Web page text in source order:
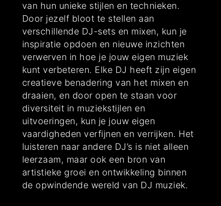
van hun unieke stijlen en technieken.
Door jezelf bloot te stellen aan
verschillende DJ-sets en mixen, kun je
inspiratie opdoen en nieuwe inzichten
verwerven in hoe je jouw eigen muziek
kunt verbeteren. Elke DJ heeft zijn eigen
creatieve benadering van het mixen en
draaien, en door open te staan voor
diversiteit in muziekstijlen en
uitvoeringen, kun je jouw eigen
vaardigheden verfijnen en verrijken. Het
luisteren naar andere DJ’s is niet alleen
leerzaam, maar ook een bron van
artistieke groei en ontwikkeling binnen
de opwindende wereld van DJ muziek.